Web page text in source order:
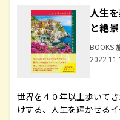
人生
と絶
BOOKS
世界を４０年以上歩いて
けする、人生を輝かせる